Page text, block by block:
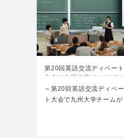
第20回英語交流ディベート
大会で九州大学チームが…
～第20回英語交流ディベー
ト大会で九州大学チームが